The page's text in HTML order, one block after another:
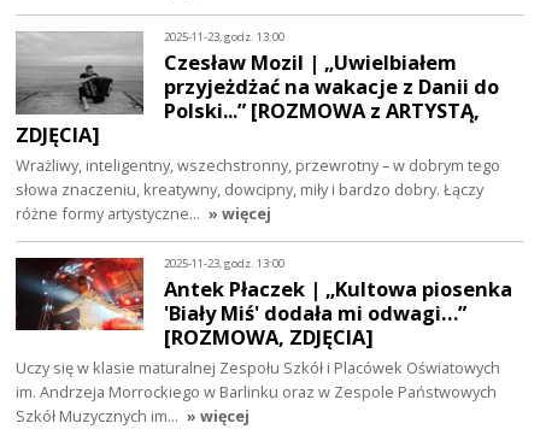
2025-11-23, godz. 13:00
Czesław Mozil | „Uwielbiałem
przyjeżdżać na wakacje z Danii do
Polski...” [ROZMOWA z ARTYSTĄ,
ZDJĘCIA]
Wrażliwy, inteligentny, wszechstronny, przewrotny – w dobrym tego
słowa znaczeniu, kreatywny, dowcipny, miły i bardzo dobry. Łączy
różne formy artystyczne… » więcej
2025-11-23, godz. 13:00
Antek Płaczek | „Kultowa piosenka
'Biały Miś' dodała mi odwagi…”
[ROZMOWA, ZDJĘCIA]
Uczy się w klasie maturalnej Zespołu Szkół i Placówek Oświatowych
im. Andrzeja Morrockiego w Barlinku oraz w Zespole Państwowych
Szkół Muzycznych im… » więcej